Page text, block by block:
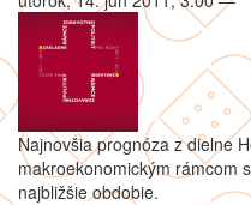
Najnovšia prognóza z dielne
makroekonomickým rámcom
najbližšie obdobie.